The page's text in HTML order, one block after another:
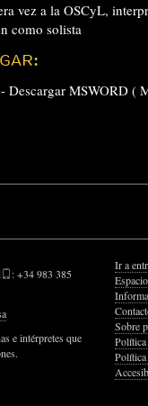
vez a la OSCyL,
como solista
Descargar MSWORD (
: +34 983 385
e intérpretes que
Ir a
Sobre